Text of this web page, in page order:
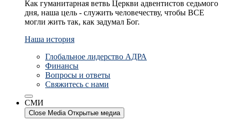
Как гуманитарная ветвь Церкви адвентистов седьмого
дня, наша цель - служить человечеству, чтобы ВСЕ
могли жить так, как задумал Бог.
Наша история
Глобальное лидерство АДРА
Финансы
Вопросы и ответы
Свяжитесь с нами
СМИ
Close Media Открытые медиа